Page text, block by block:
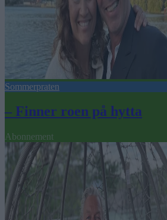
Sommerpraten
– Finner roen på hytta
Abonnement